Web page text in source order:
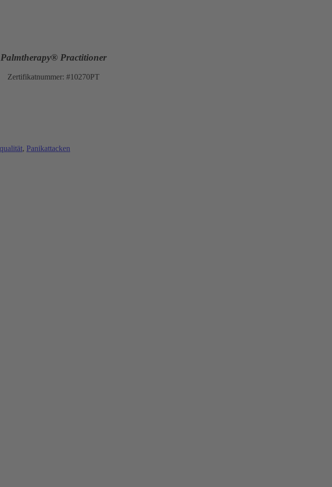
Palmtherapy® Practitioner
Zertifikatnummer: #10270PT
, Panikattacken